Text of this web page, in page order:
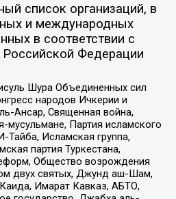
список организаций, в
и международных
в соответствии с
Федерации
Шура Объединенных сил
народов Ичкерии и
Ансар, Священная война,
мусульмане, Партия исламского
Исламская группа,
партия Туркестана,
Общество возрождения
двух святых, Джунд аш-Шам,
Имарат Кавказ, АБТО,